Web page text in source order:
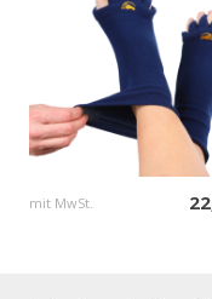
mit MwSt.